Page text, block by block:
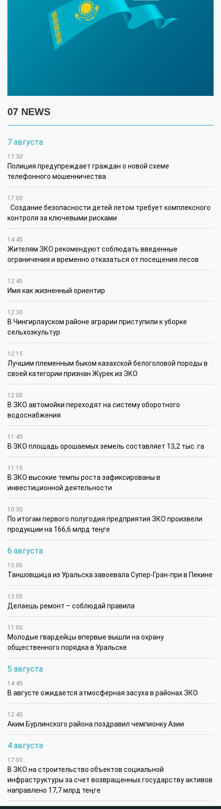
Фото из фонда "Жайық Пресс"
Служба скорой медицинской помощи остается
к пациентам с инфарктами, инсультами,
заболеваний, принимают экстренные роды и
оказывают помощь пострадавшим в дорожно-
транспортных происшествиях.
По данным Национального координационного
центра экстренной медицины Министерства
здравоохранения Республики Казахстан, за семь
месяцев 2026 года служба скорой медицинской
Сегодня по всей стране работают 20
самостоятельных станций скорой медицинской
помощи, 92 городские подстанции и 189 районных
отделений. Благодаря этому экстренная
медицинская помощь доступна жителям как
крупных городов, так и отдаленных населенных
Ежесуточно на дежурство выходят 1 669
выездных бригад, готовых круглосуточно прийти
на помощь. Для оперативного реагирования
используется 2 728 автомобилей скорой
медицинской помощи, из которых 1 733 работают
в городах, а 995 — в сельской местности.
из приоритетов системы здравоохранения.
Совершенствуется маршрутизация пациентов,
обновляется автопарк, внедряются современные
подходы к организации работы бригад и
повышается квалификация медицинских
работников.
обеспечить каждому жителю страны
своевременную и качественную экстренную
медицинскую помощь независимо от места
проживания. Именно поэтому продолжается
комплексная работа по развитию службы скорой
помощи, повышению ее доступности и
эффективности по всей территории Казахстана.
скорая помощь
Казахстана на нашей странице
вInstagramи нашемTelegram